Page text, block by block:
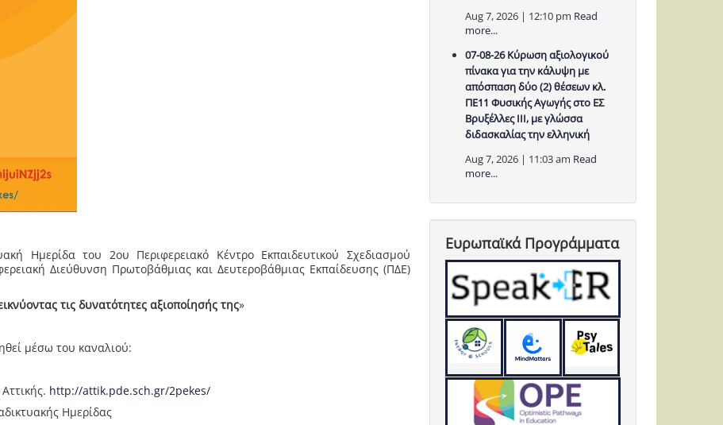
Ημερίδα του 2ου Περιφερειακό Κέντρο Εκπαιδευτικού Σχεδιασμού
Διεύθυνση Πρωτοβάθμιας και Δευτεροβάθμιας Εκπαίδευσης (ΠΔΕ)
τις δυνατότητες αξιοποίησής της»
μέσω του καναλιού:
http://attik.pde.sch.gr/2pekes/
Ημερίδας
Aug 7, 2026 | 12:10 pm Read
more...
07-08-26 Κύρωση αξιολογικού
πίνακα για την κάλυψη με
απόσπαση δύο (2) θέσεων κλ.
ΠΕ11 Φυσικής Αγωγής στο ΕΣ
Βρυξέλλες ΙΙΙ, με γλώσσα
διδασκαλίας την ελληνική
Aug 7, 2026 | 11:03 am Read
more...
Ευρωπαϊκά Προγράμματα